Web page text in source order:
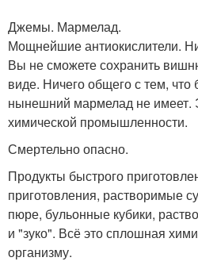
Джемы. Мармелад.
Мощнейшие антиокислители.
Вы не сможете сохранить
виде. Ничего общего с тем,
нынешний мармелад не имеет.
химической промышленности.
Смертельно опасно.
Продукты быстрого
приготовления, растворимые
пюре, бульонные кубики,
и "зуко". Всё это сплошная
организму.